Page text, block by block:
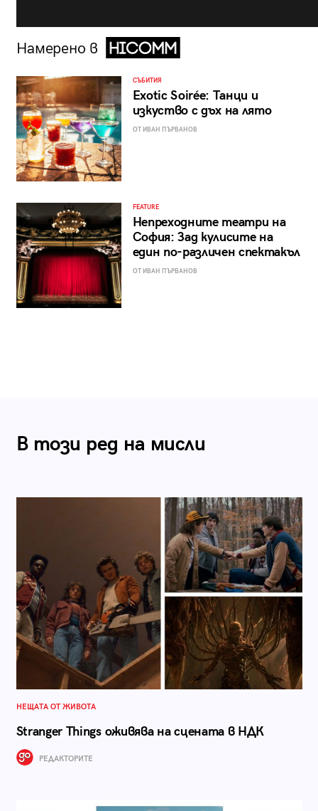
Намерено в
СЪБИТИЯ
Exotic Soirée: Танци и
изкуство с дъх на лято
ОТ ИВАН ПЪРВАНОВ
FEATURE
Непреходните театри на
София: Зад кулисите на
един по-различен спектакъл
ОТ ИВАН ПЪРВАНОВ
В този ред на мисли
НЕЩАТА ОТ ЖИВОТА
Stranger Things оживява на сцената в НДК
РЕДАКТОРИТЕ